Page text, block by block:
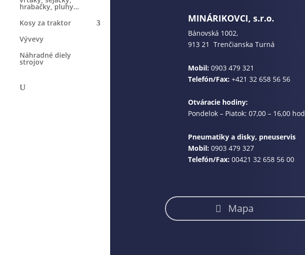
hrabačky, pluhy…
Kosy za traktor
Vývevy
Náhradné diely
strojov
MINÁRIKOVCI, s.r.o.
Bánovská 1002,
913 21 Trenčianska Turná
Mobil: 0903 479 321
Telefón/Fax: +421 32 658 56 56
Otváracie hodiny:
Pondelok – Piatok: 07,00 – 16,00 hod
Pneumatiky a disky, pneuservis
Mobil: 0903 479 327
Telefón/Fax: 00421 32 658 56 00
Mapa